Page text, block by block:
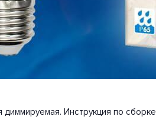
IP65. Заявленный
диммируемая. Инструкция по